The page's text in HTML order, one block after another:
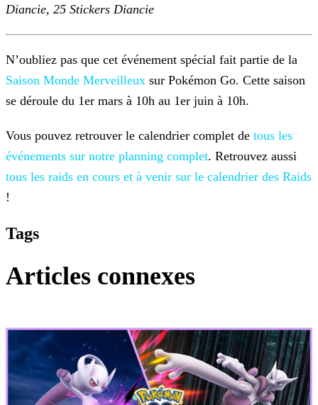
Diancie, 25 Stickers Diancie
N’oubliez pas que cet événement spécial fait partie de la
Saison Monde Merveilleux sur Pokémon Go. Cette saison
se déroule du 1er mars à 10h au 1er juin à 10h.
Vous pouvez retrouver le calendrier complet de tous les
événements sur notre planning complet. Retrouvez aussi
tous les raids en cours et à venir sur le calendrier des Raids
!
Tags
Articles connexes